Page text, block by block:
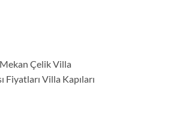
Mekan Çelik Villa
Fiyatları Villa Kapıları